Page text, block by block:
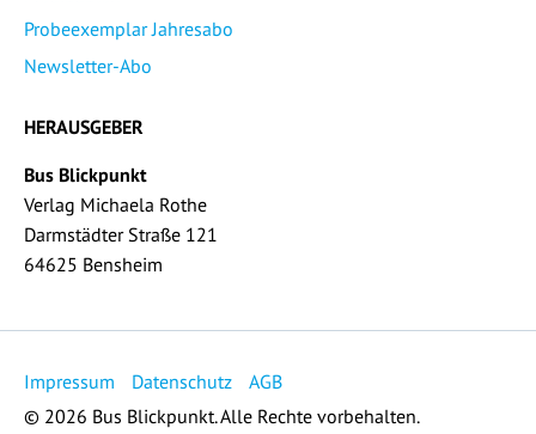
Probeexemplar Jahresabo
Newsletter-Abo
HERAUSGEBER
Bus Blickpunkt
Verlag Michaela Rothe
Darmstädter Straße 121
64625 Bensheim
Impressum Datenschutz
AGB
© 2026 Bus Blickpunkt. Alle Rechte vorbehalten.